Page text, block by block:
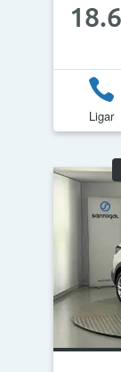
Quilómetros
0g/km
ID do veículo
Ligar